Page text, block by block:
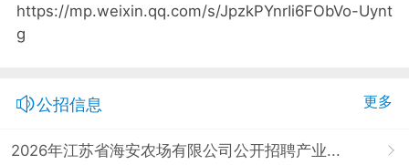
https://mp.weixin.qq.com/s/JpzkPYnrIi6FObVo-Uynt
g
公招信息 更多
2026年江苏省海安农场有限公司公开招聘产业...